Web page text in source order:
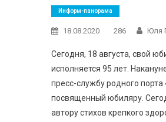
Информ-панорама
18.08.2020 286 Юля
Сегодня, 18 августа, свой
исполняется 95 лет.
пресс-службу родного
посвященный юбиляру.
автору стихов крепкого